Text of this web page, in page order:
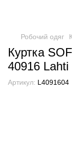
Робочий одяг
Куртка
40916 Lahti
Артикул: L4091604